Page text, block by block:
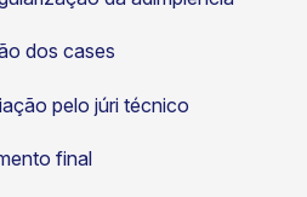
dos cases
pelo júri técnico
final